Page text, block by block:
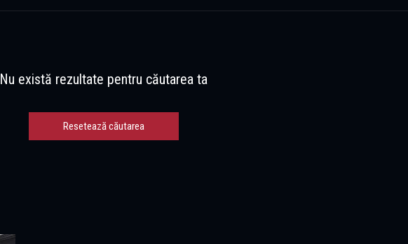
Nu există rezultate pentru căutarea ta
Resetează căutarea